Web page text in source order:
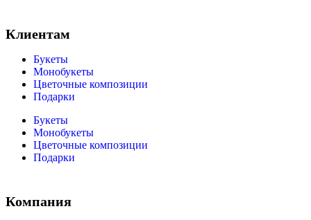
Клиентам
Букеты
Монобукеты
Цветочные композиции
Подарки
Букеты
Монобукеты
Цветочные композиции
Подарки
Компания